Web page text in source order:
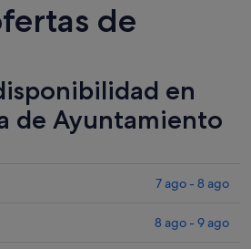
de
en
de Ayuntamiento
7 ago - 8 ago
8 ago - 9 ago